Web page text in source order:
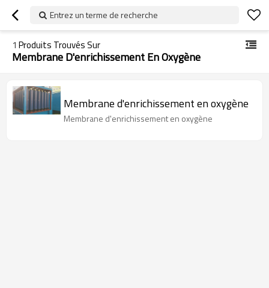
Entrez un terme de recherche
1 Produits Trouvés Sur
Membrane D'enrichissement En Oxygène
Membrane d'enrichissement en oxygène
Membrane d'enrichissement en oxygène